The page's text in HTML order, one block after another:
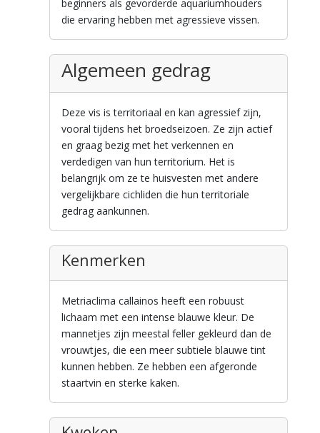
beginners als gevorderde aquariumhouders
die ervaring hebben met agressieve vissen.
Algemeen gedrag
Deze vis is territoriaal en kan agressief zijn,
vooral tijdens het broedseizoen. Ze zijn actief
en graag bezig met het verkennen en
verdedigen van hun territorium. Het is
belangrijk om ze te huisvesten met andere
vergelijkbare cichliden die hun territoriale
gedrag aankunnen.
Kenmerken
Metriaclima callainos heeft een robuust
lichaam met een intense blauwe kleur. De
mannetjes zijn meestal feller gekleurd dan de
vrouwtjes, die een meer subtiele blauwe tint
kunnen hebben. Ze hebben een afgeronde
staartvin en sterke kaken.